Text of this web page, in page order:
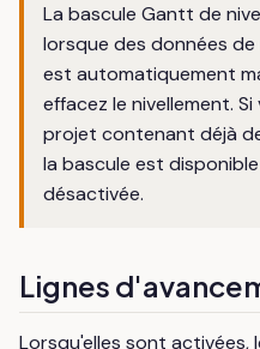
La bascule Gantt de
lorsque des données
est automatiquement
effacez le nivellement.
projet contenant déjà
la bascule est
désactivée.
Lignes
Lorsqu'elles sont activées,